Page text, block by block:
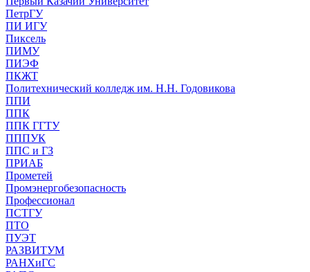
ПетрГУ
ПИ ИГУ
Пиксель
ПИМУ
ПИЭФ
ПКЖТ
Политехнический колледж им. Н.Н. Годовикова
ППИ
ППК
ППК ГГТУ
ПППУК
ППС и ГЗ
ПРИАБ
Прометей
Промэнергобезопасность
Профессионал
ПСТГУ
ПТО
ПУЭТ
РАЗВИТУМ
РАНХиГС